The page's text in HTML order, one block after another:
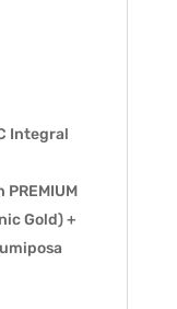
Integral
PREMIUM
Gold) +